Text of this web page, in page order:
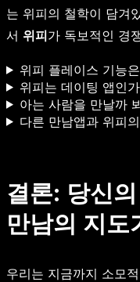
는 위피의 철학이 담겨
서 위피가 독보적인 경
위피 플레이스 기능
위피는 데이팅 앱인
아는 사람을 만날까
다른 만남앱과 위피
결론: 당신
만남의 지도
우리는 지금까지 소모